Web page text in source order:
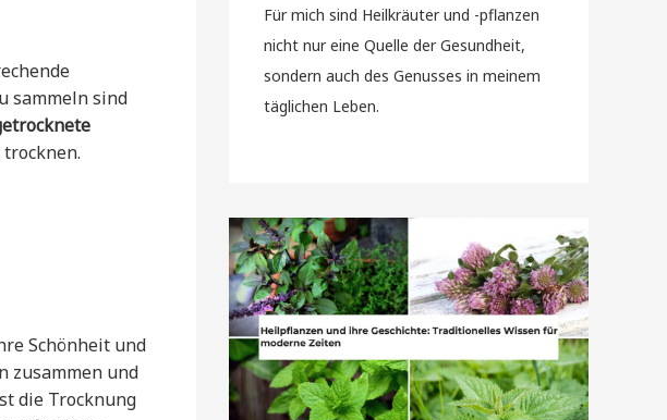
sammeln sind
Schönheit und
zusammen und
die Trocknung
Für mich sind Heilkräuter und -pflanzen
nicht nur eine Quelle der Gesundheit,
sondern auch des Genusses in meinem
täglichen Leben.